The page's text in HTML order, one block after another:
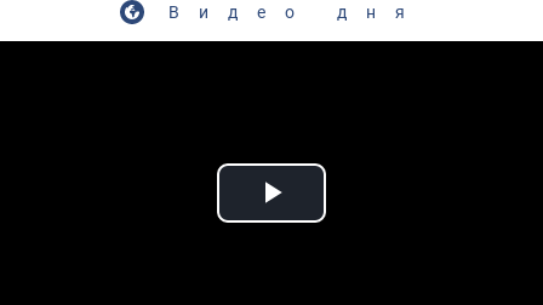
Видео дня
Play Video